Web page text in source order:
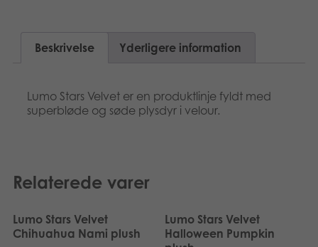
Arkiverede produkter
Français
Svenska
Beskrivelse Yderligere information
Lumo Stars Velvet er en produktlinje fyldt med
superbløde og søde plysdyr i velour.
Relaterede varer
Lumo Stars Velvet
Chihuahua Nami plush
Lumo Stars Velvet
Halloween Pumpkin